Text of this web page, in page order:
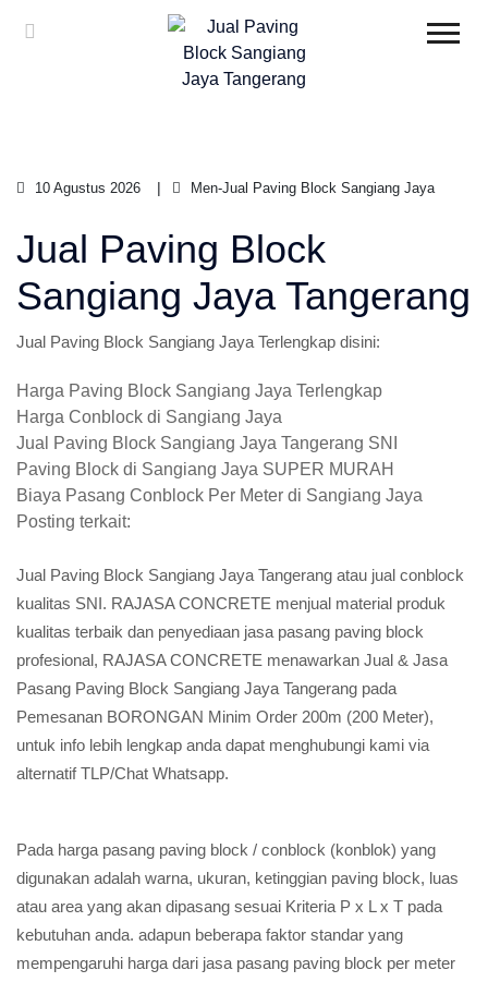
10 Agustus 2026 Men-Jual Paving Block Sangiang Jaya
Jual Paving Block
Sangiang Jaya Tangerang
Jual Paving Block Sangiang Jaya Terlengkap disini:
Harga Paving Block Sangiang Jaya Terlengkap
Harga Conblock di Sangiang Jaya
Jual Paving Block Sangiang Jaya Tangerang SNI
Paving Block di Sangiang Jaya SUPER MURAH
Biaya Pasang Conblock Per Meter di Sangiang Jaya
Posting terkait:
Jual Paving Block Sangiang Jaya Tangerang atau jual conblock
kualitas SNI. RAJASA CONCRETE menjual material produk
kualitas terbaik dan penyediaan jasa pasang paving block
profesional, RAJASA CONCRETE menawarkan Jual & Jasa
Pasang Paving Block Sangiang Jaya Tangerang pada
Pemesanan BORONGAN Minim Order 200m (200 Meter),
untuk info lebih lengkap anda dapat menghubungi kami via
alternatif TLP/Chat Whatsapp.
Pada harga pasang paving block / conblock (konblok) yang
digunakan adalah warna, ukuran, ketinggian paving block, luas
atau area yang akan dipasang sesuai Kriteria P x L x T pada
kebutuhan anda. adapun beberapa faktor standar yang
mempengaruhi harga dari jasa pasang paving block per meter